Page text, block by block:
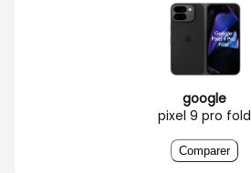
google
pixel 9 pro fold
Comparer